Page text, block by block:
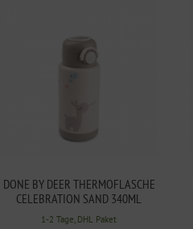
DONE BY DEER THERMOFLASCHE
CELEBRATION SAND 340ML
1-2 Tage, DHL Paket